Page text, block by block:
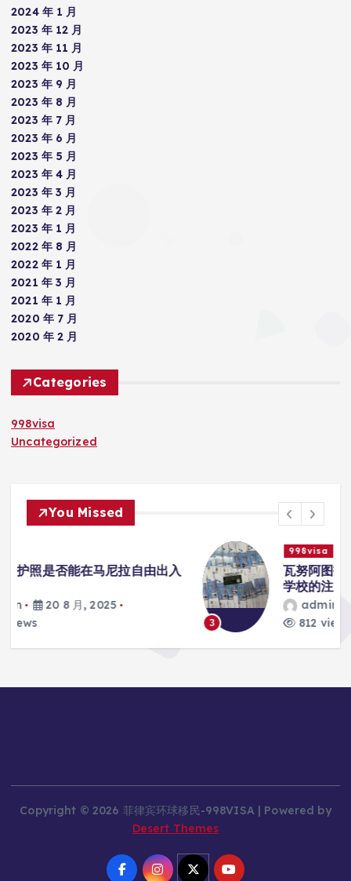
2024 年 1 月
2023 年 12 月
2023 年 11 月
2023 年 10 月
2023 年 9 月
2023 年 8 月
2023 年 7 月
2023 年 6 月
2023 年 5 月
2023 年 4 月
2023 年 3 月
2023 年 2 月
2023 年 1 月
2022 年 8 月
2022 年 1 月
2021 年 3 月
2021 年 1 月
2020 年 7 月
2020 年 2 月
Categories
998visa
Uncategorized
You Missed
3
瓦努阿图护照是否能在马尼拉使用国际
20 8 月, 2025
Copyright © 2026 菲律宾环球移民-998VISA | Powered by
Desert Themes